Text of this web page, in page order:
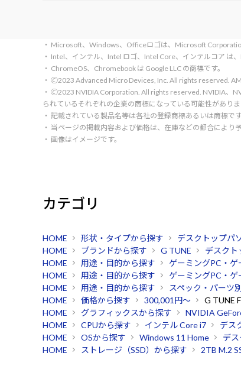
・ Microsoft、Windows、Officeロゴは、Microsoft
・ Intel、インテル、Intel ロゴ、Intel Core、インテルコア は
・ ChromeOS、Chromebook は Google LLC の商標です。
・ 🄫2023 Advanced Micro Devices, Inc. All rights reserved.
・ 🄫2023 NVIDIA Corporation. All rights reserved. NVIDIA、
られているそれぞれの企業の商標になっている可能性がありま
・ 記載されている製品名等は各社の登録商標あるいは商標です
・ 当ページの掲載内容および価格は、在庫などの都合により
・ 画像はイメージです。
カテゴリ
HOME 形状・タイプから探す デスクトップパ
HOME
ブランドから探す G TUNE デスクト
HOME
用途・目的から探す ゲーミングPC・
HOME
用途・目的から探す ゲーミングPC・
HOME
用途・目的から探す スペック・パーツ別
HOME
価格から探す 300,001円～
G TUNE
HOME
グラフィックスから探す NVIDIA
HOME
CPUから探す インテル Core i7 デス
HOME
OSから探す Windows 11 Home デ
HOME
ストレージ（SSD）から探す 2TB M.2